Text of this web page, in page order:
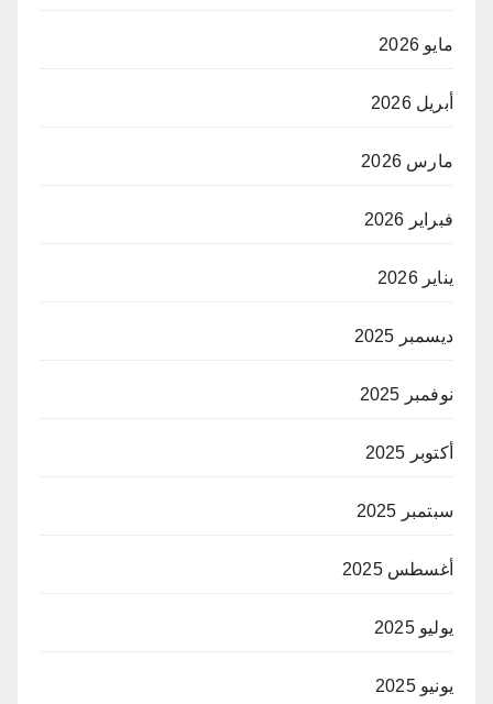
مايو 2026
أبريل 2026
مارس 2026
فبراير 2026
يناير 2026
ديسمبر 2025
نوفمبر 2025
أكتوبر 2025
سبتمبر 2025
أغسطس 2025
يوليو 2025
يونيو 2025